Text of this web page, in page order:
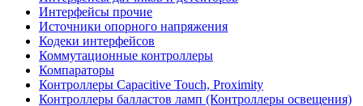
Интерфейсы прочие
Источники опорного напряжения
Кодеки интерфейсов
Коммутационные контроллеры
Компараторы
Контроллеры Capacitive Touch, Proximity
Контроллеры балластов ламп (Контроллеры освещения)